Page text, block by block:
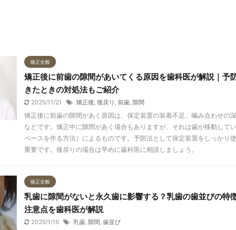
矯正全般
矯正後に前歯の隙間があいてくる原因を歯科医が解説｜予
きたときの対処法もご紹介
2025/11/21 矯正後, 後戻り , 前歯, 隙間
矯正後に前歯の隙間があく原因は、保定装置の装着不足、噛み合わせの
などです。矯正中に隙間があく場合もありますが、それは歯が移動して
ペースを作る方法）によるものです。予防法として保定装置をしっかり
重要です。後戻りの場合は早めに歯科医に相談しましょう。
矯正全般
乳歯に隙間がないと永久歯に影響する？乳歯の歯並びの特
注意点を歯科医が解説
2025/1/16 乳歯, 隙間, 歯並び